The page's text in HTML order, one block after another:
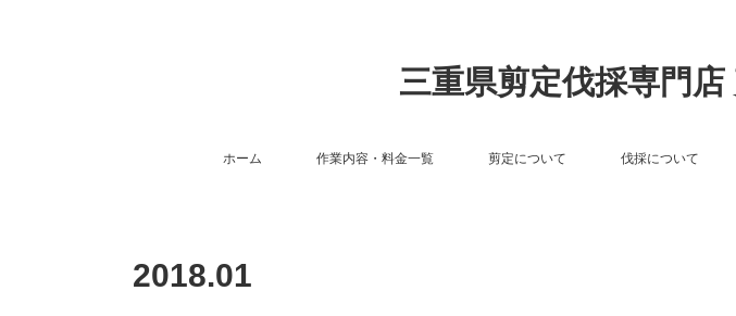
三重県剪定伐採専門
ホーム 作業内容・料金一覧 剪定について 伐採について
2018.01